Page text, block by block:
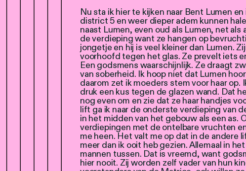
Nu sta ik hier te kijken naar Bent Lumen
district 5 en weer dieper adem kunnen
naast Lumen, even oud als Lumen, net als
de verdieping want ze hangen op
jongetje en hij is veel kleiner dan Lumen.
voorhoofd tegen het glas. Ze prevelt iets
Een godsmens waarschijnlijk. Ze draagt
van soberheid. Ik hoop niet dat Lumen
daarom zet ik moeders stem voor haar op.
druk een kus tegen de glazen wand. Dat
nog even om en zie dat ze haar handjes
lift ga ik naar de onderste verdieping van
in het midden van het gebouw als een as.
verdiepingen met de ontelbare vruchten
me heen. Het valt me op dat in de andere
meer dan ik ooit heb gezien. Allemaal in
mannen tussen. Dat is vreemd, want
hier nooit. Zij worden zelf vader van hun